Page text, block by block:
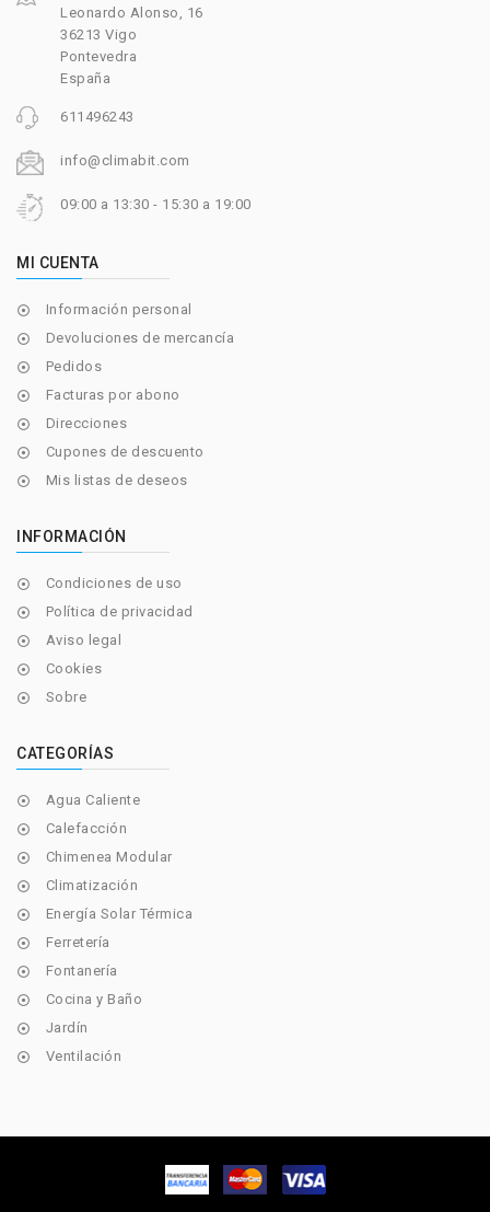
Leonardo Alonso, 16
36213 Vigo
Pontevedra
España
611496243
info@climabit.com
09:00 a 13:30 - 15:30 a 19:00
MI CUENTA
 Información personal
 Devoluciones de mercancía
 Pedidos
 Facturas por abono
 Direcciones
 Cupones de descuento
 Mis listas de deseos
INFORMACIÓN
 Condiciones de uso
 Política de privacidad
 Aviso legal
 Cookies
 Sobre
CATEGORÍAS
 Agua Caliente
 Calefacción
 Chimenea Modular
 Climatización
 Energía Solar Térmica
 Ferretería
 Fontanería
 Cocina y Baño
 Jardín
 Ventilación